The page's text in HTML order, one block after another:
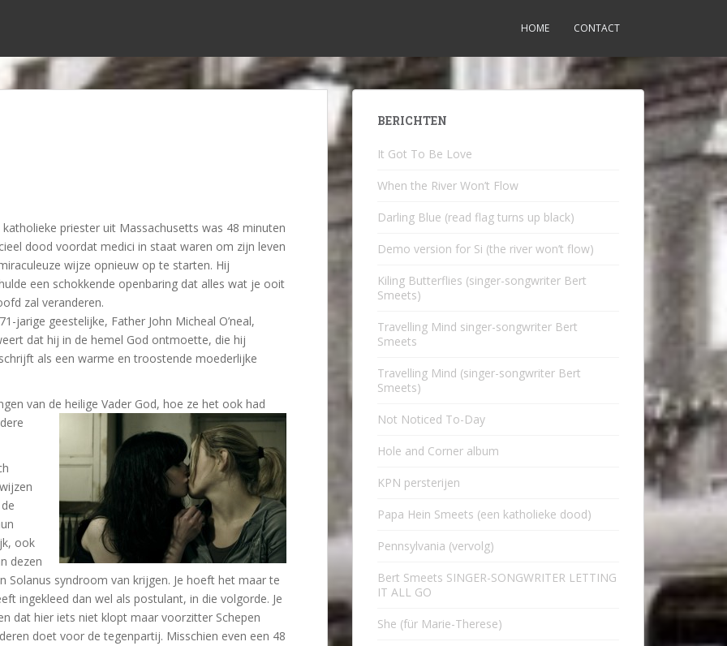
HOME CONTACT
katholieke priester uit Massachusetts was 48 minuten
dood voordat medici in staat waren om zijn leven
wijze opnieuw op te starten. Hij
een schokkende openbaring dat alles wat je ooit
zal veranderen.
jarige geestelijke, Father John Micheal O’neal,
dat hij in de hemel God ontmoette, die hij
als een warme en troostende moederlijke
van de heilige Vader God, hoe ze het ook had
ook
dezen
Solanus syndroom van krijgen. Je hoeft het maar te
ingekleed dan wel als postulant, in die volgorde. Je
dat hier iets niet klopt maar voorzitter Schepen
doet voor de tegenpartij. Misschien even een 48
BERICHTEN
It Got To Be Love
When the River Won’t Flow
Darling Blue (read flag turns up black)
Demo version for Si (the river won’t flow)
Kiling Butterflies (singer-songwriter Bert
Smeets)
Travelling Mind singer-songwriter Bert
Smeets
Travelling Mind (singer-songwriter Bert
Smeets)
Not Noticed To-Day
Hole and Corner album
KPN persterijen
Papa Hein Smeets (een katholieke dood)
Pennsylvania (vervolg)
Bert Smeets SINGER-SONGWRITER LETTING
IT ALL GO
She (für Marie-Therese)